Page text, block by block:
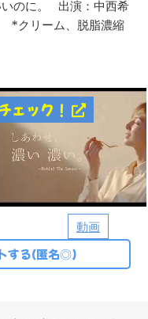
いのに。 出演：中西希
*クリーム、脱脂濃縮
動画
ェック！
する(匿名◎)